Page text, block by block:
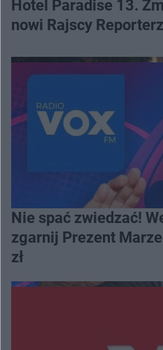
Hotel Paradise 13.
nowi Rajscy
Nie spać zwiedzać!
zgarnij Prezent
zł